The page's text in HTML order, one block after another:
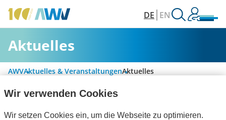
DE EN
Aktuelles
AWVAktuelles & VeranstaltungenAktuelles
Alle Kategorien
Wir verwenden Cookies
Wir setzen Cookies ein, um die Webseite zu optimieren.